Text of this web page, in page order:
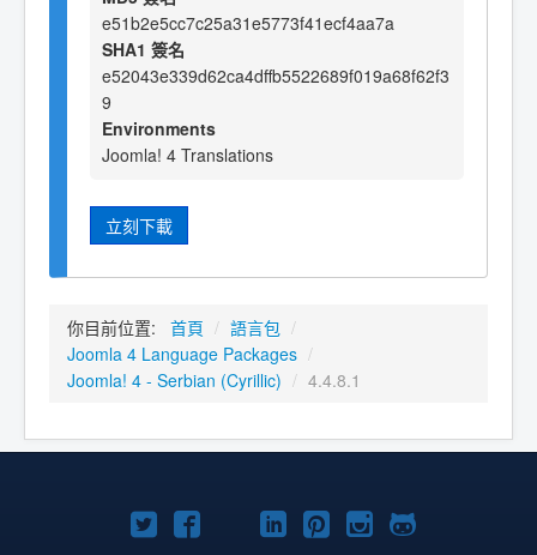
e51b2e5cc7c25a31e5773f41ecf4aa7a
SHA1 簽名
e52043e339d62ca4dffb5522689f019a68f62f3
9
Environments
Joomla! 4 Translations
立刻下載
你目前位置: 首頁 / 語言包 /
Joomla 4 Language Packages /
Joomla! 4 - Serbian (Cyrillic) / 4.4.8.1
TwitterFacebookYouTube
Linkedln
Pinterest
Instagram
GitHub